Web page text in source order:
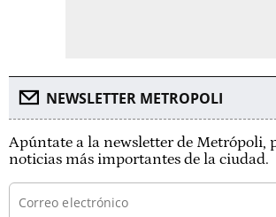
NEWSLETTER METROPOLI
Apúntate a la newsletter de Metrópoli,
noticias más importantes de la ciudad.